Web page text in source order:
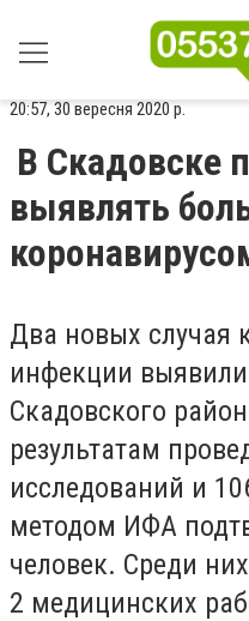
20:57, 30 вересня 2020 р.
В Скадовске
выявлять
Два новых случая
инфекции
Скадовского
результатам
исследований и
методом ИФА
человек. Среди
2 медицинских